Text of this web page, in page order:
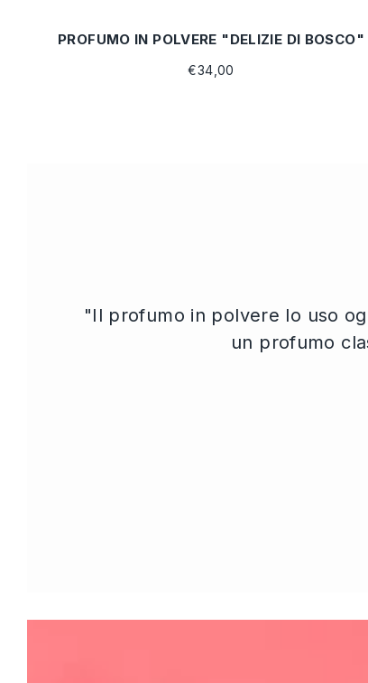
PROFUMO IN POLVERE "DELIZIE DI BOSCO"
€34,00
"Il profumo in polvere lo uso
un profumo